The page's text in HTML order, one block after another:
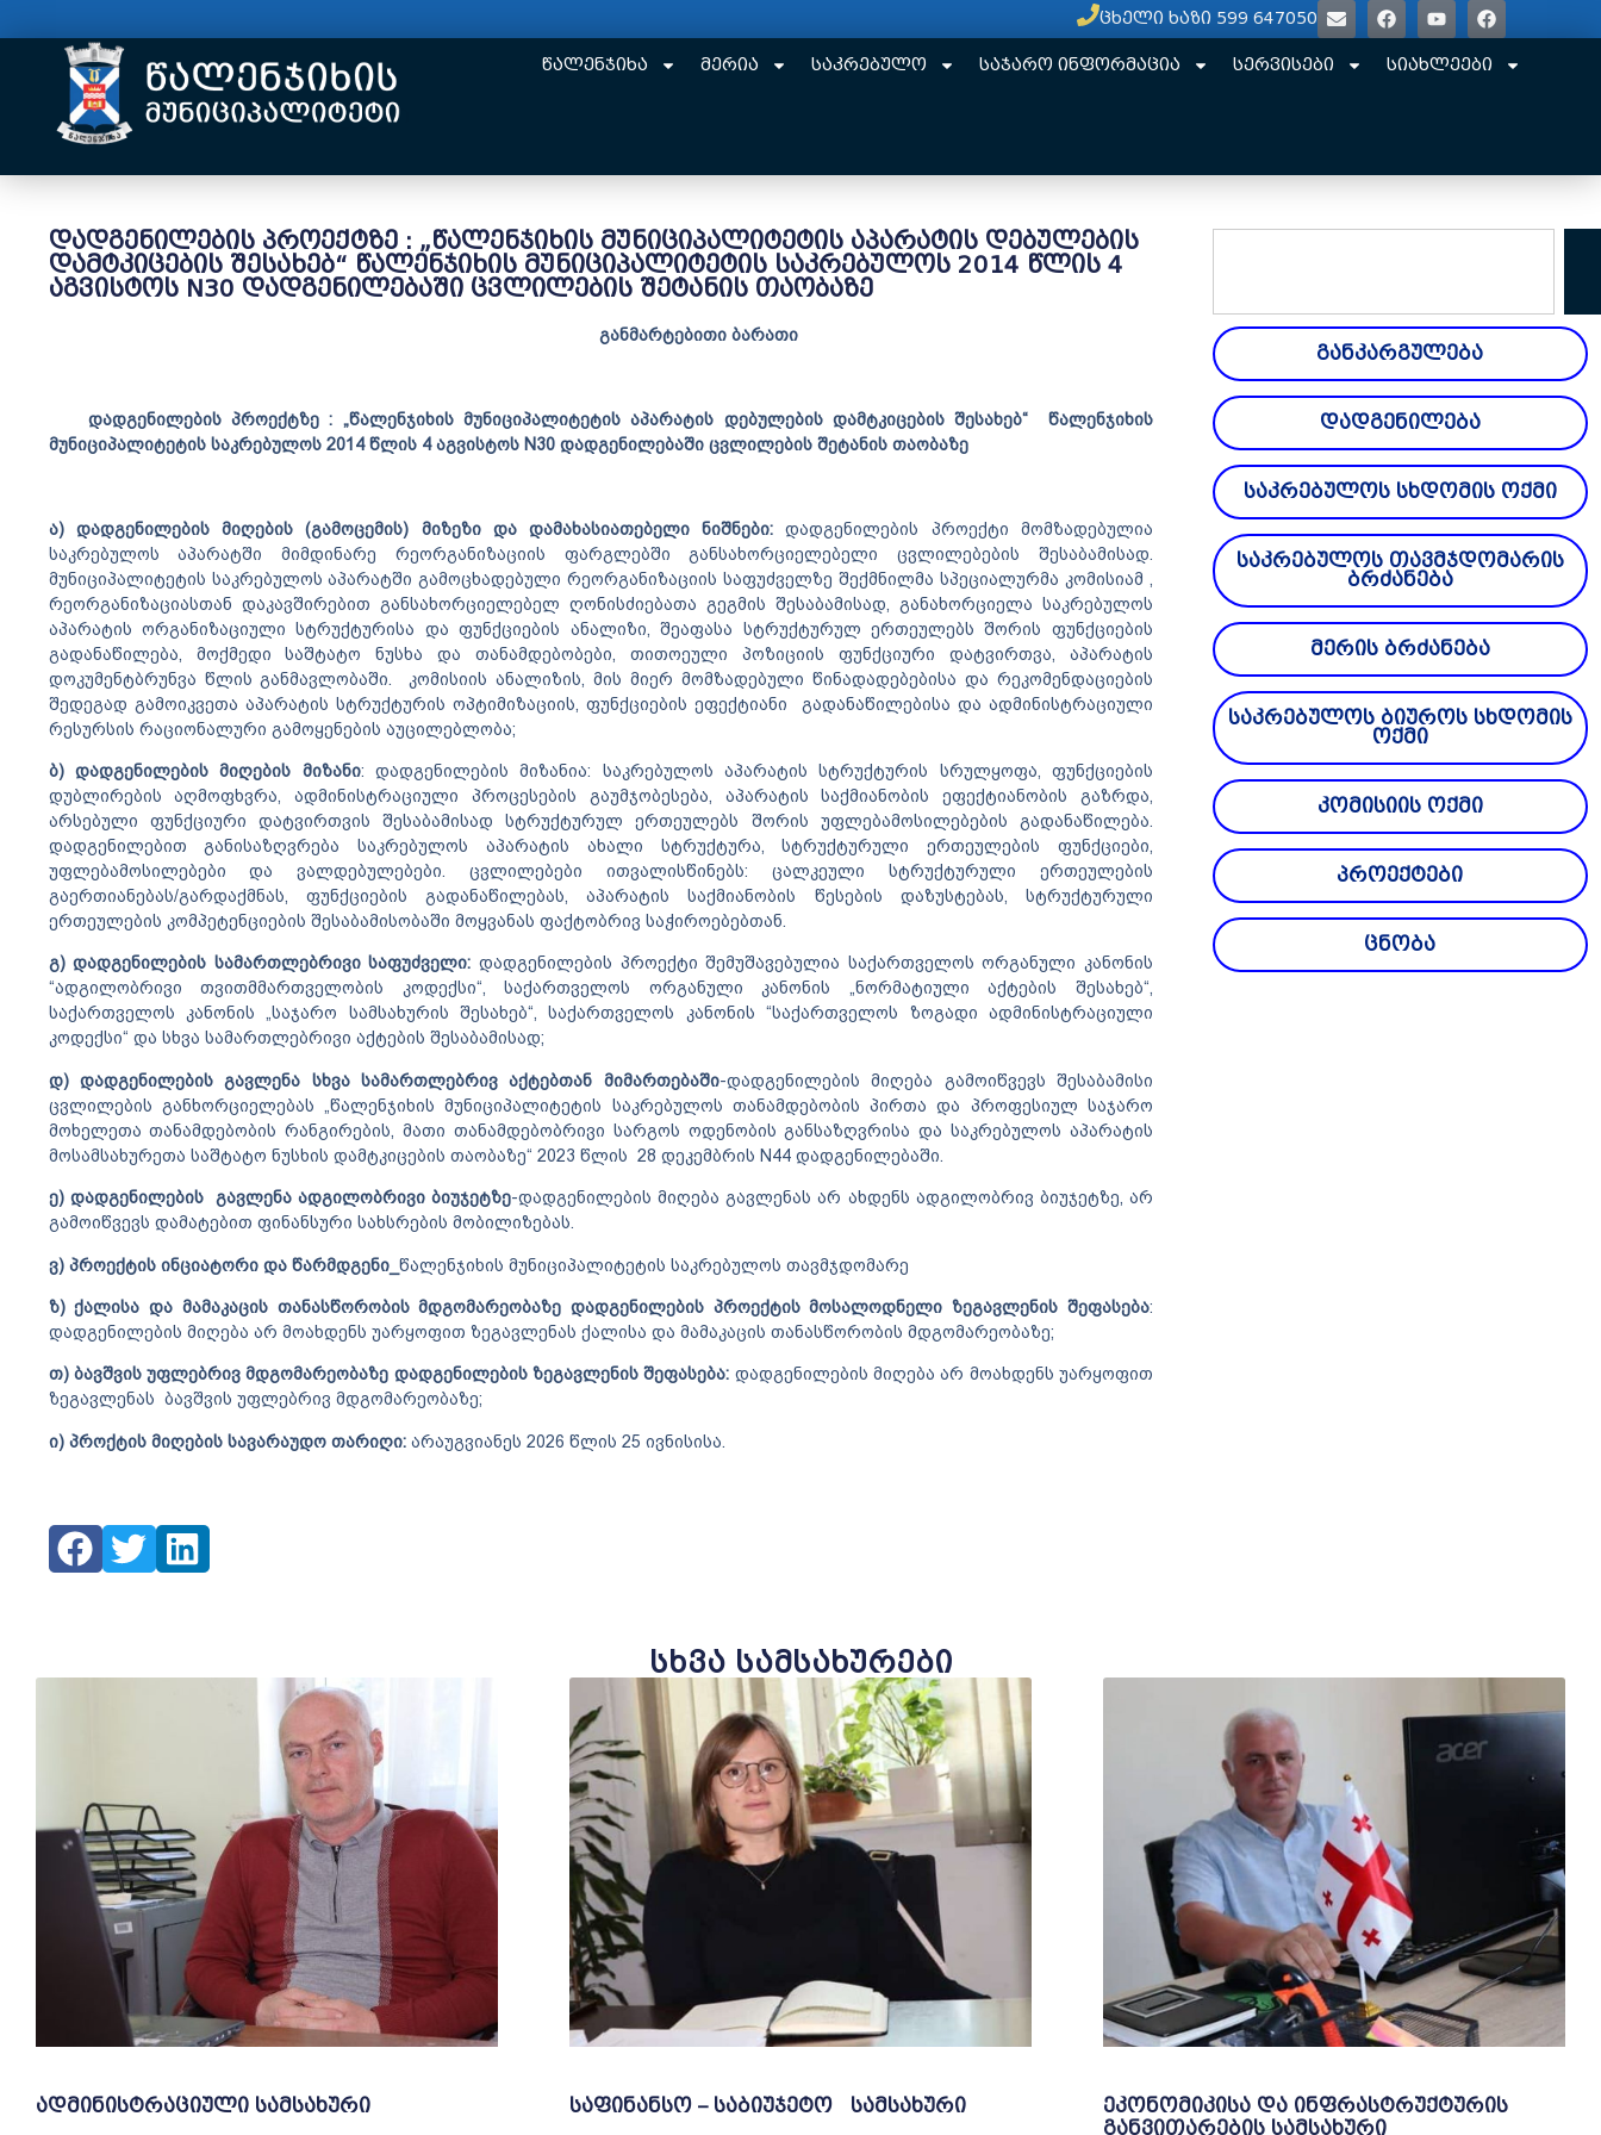
ცხელი ხაზი 599 647050
წალენჯიხა მერია საკრებულო საჯარო ინფორმაცია სერვისები სიახლეები
დადგენილების პროექტზე : „წალენჯიხის მუნიციპალიტეტის აპარატის დებულების
დამტკიცების შესახებ“ წალენჯიხის მუნიციპალიტეტის საკრებულოს 2014 წლის 4
აგვისტოს N30 დადგენილებაში ცვლილების შეტანის თაობაზე
განმარტებითი ბარათი
დადგენილების პროექტზე : „წალენჯიხის მუნიციპალიტეტის აპარატის დებულების დამტკიცების შესახებ“ წალენჯიხის
მუნიციპალიტეტის საკრებულოს 2014 წლის 4 აგვისტოს N30 დადგენილებაში ცვლილების შეტანის თაობაზე
ა) დადგენილების მიღების (გამოცემის) მიზეზი და დამახასიათებელი ნიშნები: დადგენილების პროექტი მომზადებულია
საკრებულოს აპარატში მიმდინარე რეორგანიზაციის ფარგლებში განსახორციელებელი ცვლილებების შესაბამისად.
მუნიციპალიტეტის საკრებულოს აპარატში გამოცხადებული რეორგანიზაციის საფუძველზე შექმნილმა სპეციალურმა კომისიამ ,
რეორგანიზაციასთან დაკავშირებით განსახორციელებელ ღონისძიებათა გეგმის შესაბამისად, განახორციელა საკრებულოს
აპარატის ორგანიზაციული სტრუქტურისა და ფუნქციების ანალიზი, შეაფასა სტრუქტურულ ერთეულებს შორის ფუნქციების
გადანაწილება, მოქმედი საშტატო ნუსხა და თანამდებობები, თითოეული პოზიციის ფუნქციური დატვირთვა, აპარატის
დოკუმენტბრუნვა წლის განმავლობაში. კომისიის ანალიზის, მის მიერ მომზადებული წინადადებებისა და რეკომენდაციების
შედეგად გამოიკვეთა აპარატის სტრუქტურის ოპტიმიზაციის, ფუნქციების ეფექტიანი გადანაწილებისა და ადმინისტრაციული
რესურსის რაციონალური გამოყენების აუცილებლობა;
ბ) დადგენილების მიღების მიზანი: დადგენილების მიზანია: საკრებულოს აპარატის სტრუქტურის სრულყოფა, ფუნქციების
დუბლირების აღმოფხვრა, ადმინისტრაციული პროცესების გაუმჯობესება, აპარატის საქმიანობის ეფექტიანობის გაზრდა,
არსებული ფუნქციური დატვირთვის შესაბამისად სტრუქტურულ ერთეულებს შორის უფლებამოსილებების გადანაწილება.
დადგენილებით განისაზღვრება საკრებულოს აპარატის ახალი სტრუქტურა, სტრუქტურული ერთეულების ფუნქციები,
უფლებამოსილებები და ვალდებულებები. ცვლილებები ითვალისწინებს: ცალკეული სტრუქტურული ერთეულების
გაერთიანებას/გარდაქმნას, ფუნქციების გადანაწილებას, აპარატის საქმიანობის წესების დაზუსტებას, სტრუქტურული
ერთეულების კომპეტენციების შესაბამისობაში მოყვანას ფაქტობრივ საჭიროებებთან.
გ) დადგენილების სამართლებრივი საფუძველი: დადგენილების პროექტი შემუშავებულია საქართველოს ორგანული კანონის
“ადგილობრივი თვითმმართველობის კოდექსი“, საქართველოს ორგანული კანონის „ნორმატიული აქტების შესახებ“,
საქართველოს კანონის „საჯარო სამსახურის შესახებ“, საქართველოს კანონის “საქართველოს ზოგადი ადმინისტრაციული
კოდექსი“ და სხვა სამართლებრივი აქტების შესაბამისად;
დ) დადგენილების გავლენა სხვა სამართლებრივ აქტებთან მიმართებაში-დადგენილების მიღება გამოიწვევს შესაბამისი
ცვლილების განხორციელებას „წალენჯიხის მუნიციპალიტეტის საკრებულოს თანამდებობის პირთა და პროფესიულ საჯარო
მოხელეთა თანამდებობის რანგირების, მათი თანამდებობრივი სარგოს ოდენობის განსაზღვრისა და საკრებულოს აპარატის
მოსამსახურეთა საშტატო ნუსხის დამტკიცების თაობაზე“ 2023 წლის 28 დეკემბრის N44 დადგენილებაში.
ე) დადგენილების გავლენა ადგილობრივი ბიუჯეტზე-დადგენილების მიღება გავლენას არ ახდენს ადგილობრივ ბიუჯეტზე, არ
გამოიწვევს დამატებით ფინანსური სახსრების მობილიზებას.
ვ) პროექტის ინციატორი და წარმდგენი_ წალენჯიხის მუნიციპალიტეტის საკრებულოს თავმჯდომარე
ზ) ქალისა და მამაკაცის თანასწორობის მდგომარეობაზე დადგენილების პროექტის მოსალოდნელი ზეგავლენის შეფასება:
დადგენილების მიღება არ მოახდენს უარყოფით ზეგავლენას ქალისა და მამაკაცის თანასწორობის მდგომარეობაზე;
თ) ბავშვის უფლებრივ მდგომარეობაზე დადგენილების ზეგავლენის შეფასება: დადგენილების მიღება არ მოახდენს უარყოფით
ზეგავლენას ბავშვის უფლებრივ მდგომარეობაზე;
ი) პროქტის მიღების სავარაუდო თარიღი: არაუგვიანეს 2026 წლის 25 ივნისისა.
განკარგულება
დადგენილება
საკრებულოს სხდომის ოქმი
საკრებულოს თავმჯდომარის
ბრძანება
მერის ბრძანება
საკრებულოს ბიუროს სხდომის
ოქმი
კომისიის ოქმი
პროექტები
ცნობა
სხვა სამსახურები
ადმინისტრაციული სამსახური საფინანსო – საბიუჯეტო სამსახური
ეკონომიკისა და ინფრასტრუქტურის
განვითარების სამსახური